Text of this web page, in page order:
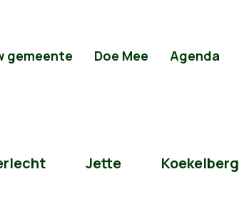
gemeente Doe Mee Agenda
Jette Koekelberg